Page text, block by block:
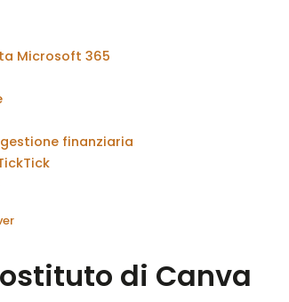
Microsoft 365
finanziaria
di Canva